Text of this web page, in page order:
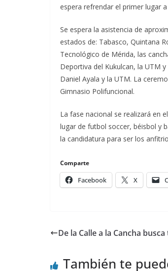
espera refrendar el primer lugar
Se espera la asistencia de
estados de: Tabasco, Quintana
Tecnológico de Mérida, las
Deportiva del Kukulcan, la UTM
Daniel Ayala y la UTM. La
Gimnasio Polifuncional.
La fase nacional se realizará en
lugar de futbol soccer, béisbol y
la candidatura para ser los
Comparte
Facebook X
De la Calle a la Cancha
También te